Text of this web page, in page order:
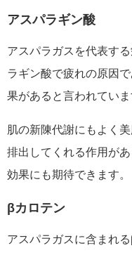
アスパラギン酸
アスパラガスを代表す
ラギン酸で疲れの原因
果があると言われていま
肌の新陳代謝にもよく
排出してくれる作用が
効果にも期待できます。
βカロテン
アスパラガスに含まれ